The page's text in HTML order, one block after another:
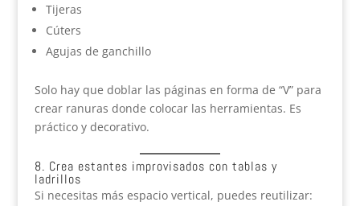
Tijeras
Cúters
Agujas de ganchillo
Solo hay que doblar las páginas en forma de “V” para
crear ranuras donde colocar las herramientas. Es
práctico y decorativo.
8. Crea estantes improvisados con tablas y
ladrillos
Si necesitas más espacio vertical, puedes reutilizar: